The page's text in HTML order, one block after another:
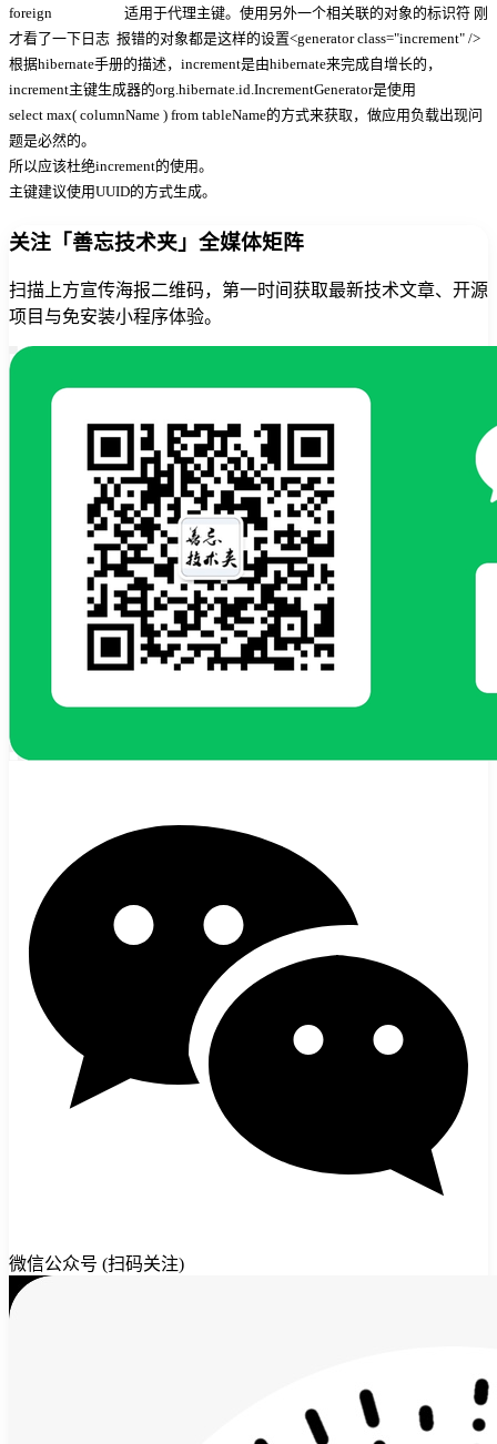
foreign 适用于代理主键。使用另外一个相关联的对象的标识符 刚
才看了一下日志 报错的对象都是这样的设置<generator class="increment" />
根据hibernate手册的描述，increment是由hibernate来完成自增长的，
increment主键生成器的org.hibernate.id.IncrementGenerator是使用
select max( columnName ) from tableName的方式来获取，做应用负载出现问
题是必然的。
所以应该杜绝increment的使用。
主键建议使用UUID的方式生成。
关注「善忘技术夹」全媒体矩阵
扫描上方宣传海报二维码，第一时间获取最新技术文章、开源
项目与免安装小程序体验。
微信公众号 (扫码关注)